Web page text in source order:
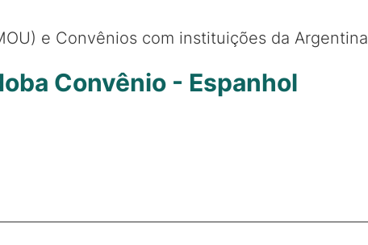
e Convênios com instituições da Argentina
Convênio - Espanhol